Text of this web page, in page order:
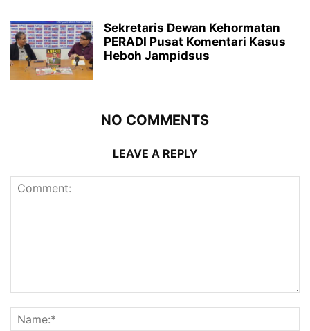
Sekretaris Dewan Kehormatan
PERADI Pusat Komentari Kasus
Heboh Jampidsus
NO COMMENTS
LEAVE A REPLY